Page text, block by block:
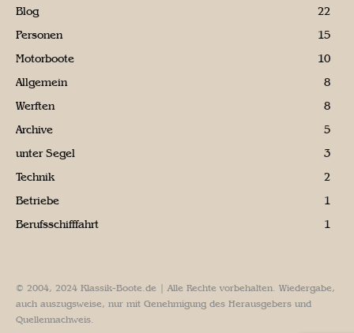
Blog
22
Personen
15
Motorboote
10
Allgemein
8
Werften
8
Archive
5
unter Segel
3
Technik
2
Betriebe
1
Berufsschifffahrt
1
© 2004, 2024 Klassik-Boote.de | Alle Rechte vorbehalten. Wiedergabe,
auch auszugsweise, nur mit Genehmigung des Herausgebers und
Quellennachweis.